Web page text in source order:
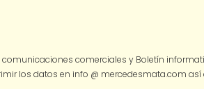
comunicaciones comerciales y Boletín
los datos en info @ mercedesmata.com